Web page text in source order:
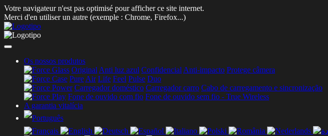
Votre navigateur n'est pas optimisé pour afficher ce site internet.
Merci d'en utiliser un autre (exemple : Chrome, Firefox...)
Os nossos produtos
Original Anti luz azul Confidencial Anti-impacto Protege câmera
Pure Air Life Feel Pulse Duo
Carregador doméstico Carregador carro Cabo de carregamento e sincronização
Fone de ouvido com fio Fone de ouvido sem fio - True Wireless
A garantia vitalícia